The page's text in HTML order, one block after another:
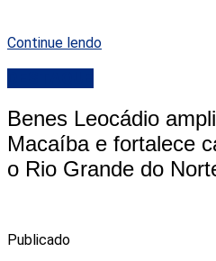
Continue lendo
Benes Leocádio
Macaíba e fortalece
o Rio Grande do
Publicado